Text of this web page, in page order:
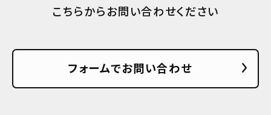
こちらからお問い合わせください
フォームでお問い合わせ